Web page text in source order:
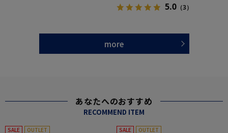
5.0 （3）
more
あなたへのおすすめ
RECOMMEND ITEM
SALE OUTLET SALE OUTLET